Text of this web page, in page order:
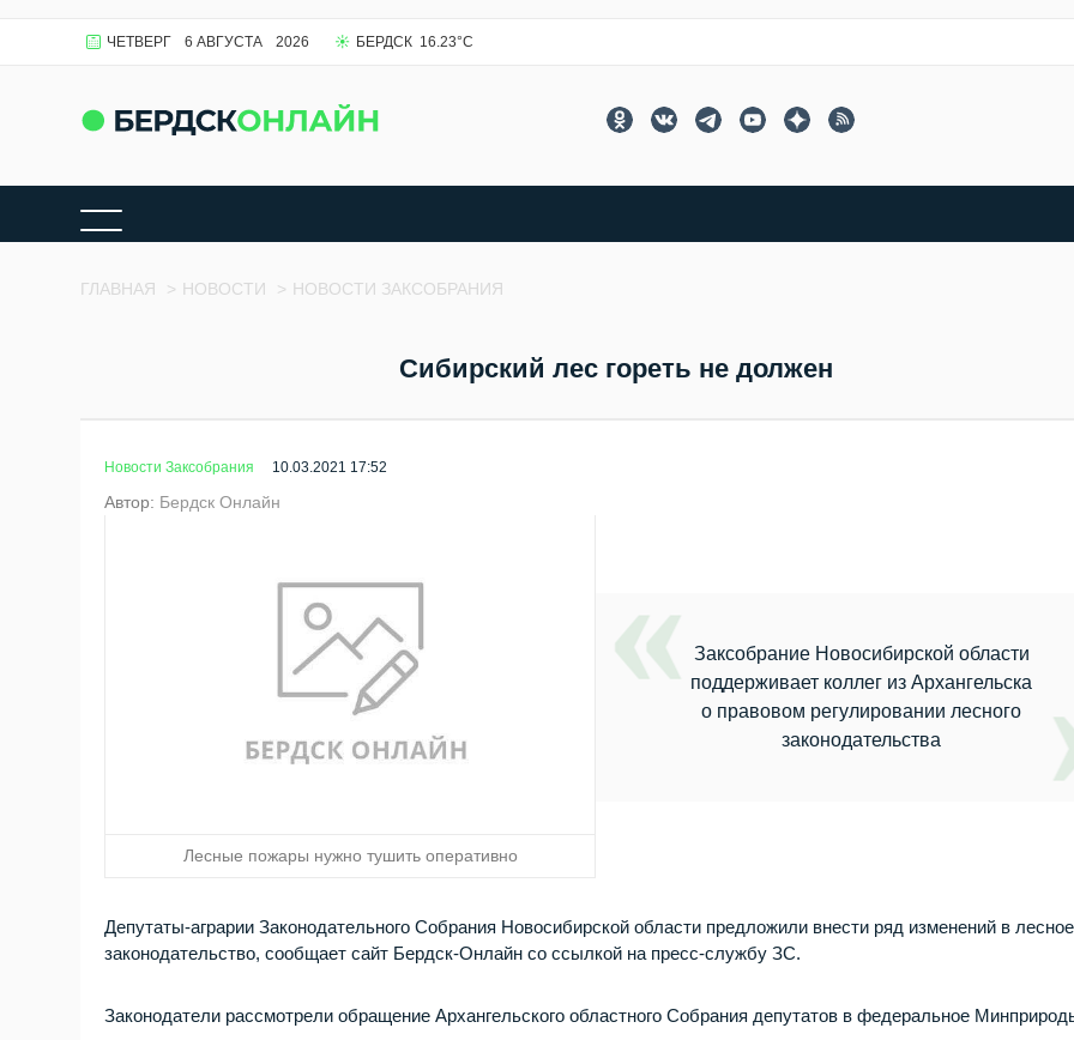
ЧЕТВЕРГ 6 АВГУСТА 2026 БЕРДСК 16.23°C
ГЛАВНАЯ > НОВОСТИ > НОВОСТИ ЗАКСОБРАНИЯ
Сибирский лес гореть не должен
Новости Заксобрания 10.03.2021 17:52
Автор: Бердск Онлайн
Лесные пожары нужно тушить оперативно
Заксобрание Новосибирской области
поддерживает коллег из Архангельска
о правовом регулировании лесного
законодательства
Депутаты-аграрии Законодательного Собрания Новосибирской области предложили внести ряд изменений в лесное
законодательство, сообщает сайт Бердск-Онлайн со ссылкой на пресс-службу ЗС.
Законодатели рассмотрели обращение Архангельского областного Собрания депутатов в федеральное